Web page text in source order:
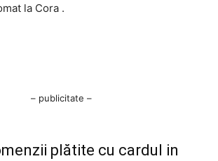
la Cora .
– publicitate –
plătite cu cardul in